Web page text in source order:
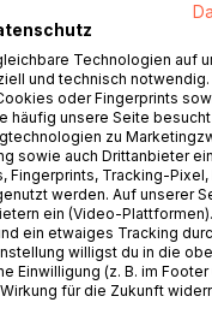
kohärent wie das Leben.
so eine Sache. Ich
anders geht. Wenn
kann.
geschrieben werden
AUTOR/IN
Technologien auf
und technisch
oder Fingerprints
häufig unsere Seite
zu
sowie auch Drittanbieter
Tracking-
werden. Auf unserer
ein (Video-
ein etwaiges Tracking
willigst du in die
Einwilligung (z. B. im
für die Zukunft